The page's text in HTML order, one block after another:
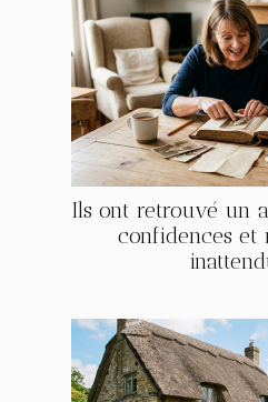
Ils ont retrouvé un
confidences et